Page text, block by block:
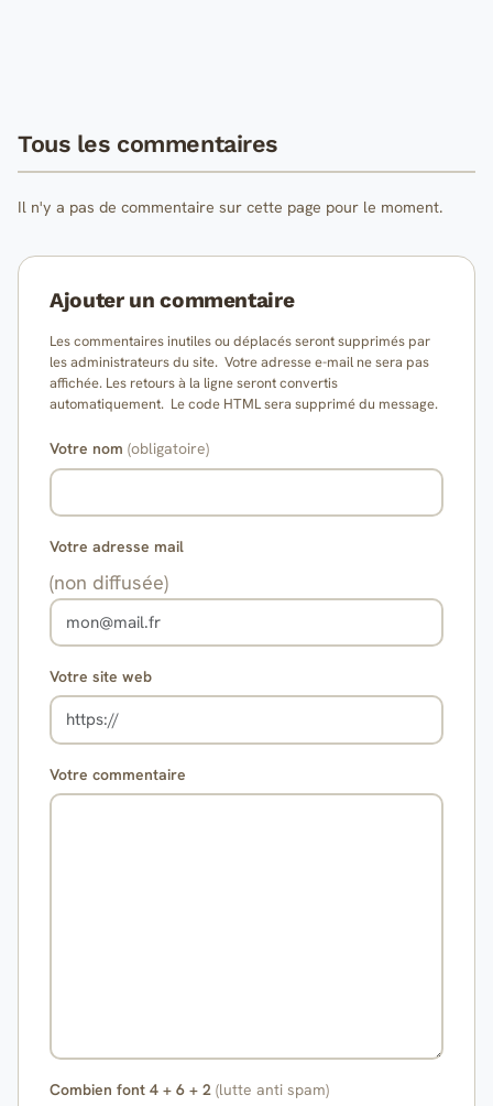
Tous les commentaires
Il n'y a pas de commentaire sur cette page pour le moment.
Ajouter un commentaire
Les commentaires inutiles ou déplacés seront supprimés par
les administrateurs du site. Votre adresse e-mail ne sera pas
affichée. Les retours à la ligne seront convertis
automatiquement. Le code HTML sera supprimé du message.
Votre nom (obligatoire)
Votre adresse mail
(non diffusée)
Votre site web
Votre commentaire
Combien font 4 + 6 + 2 (lutte anti spam)